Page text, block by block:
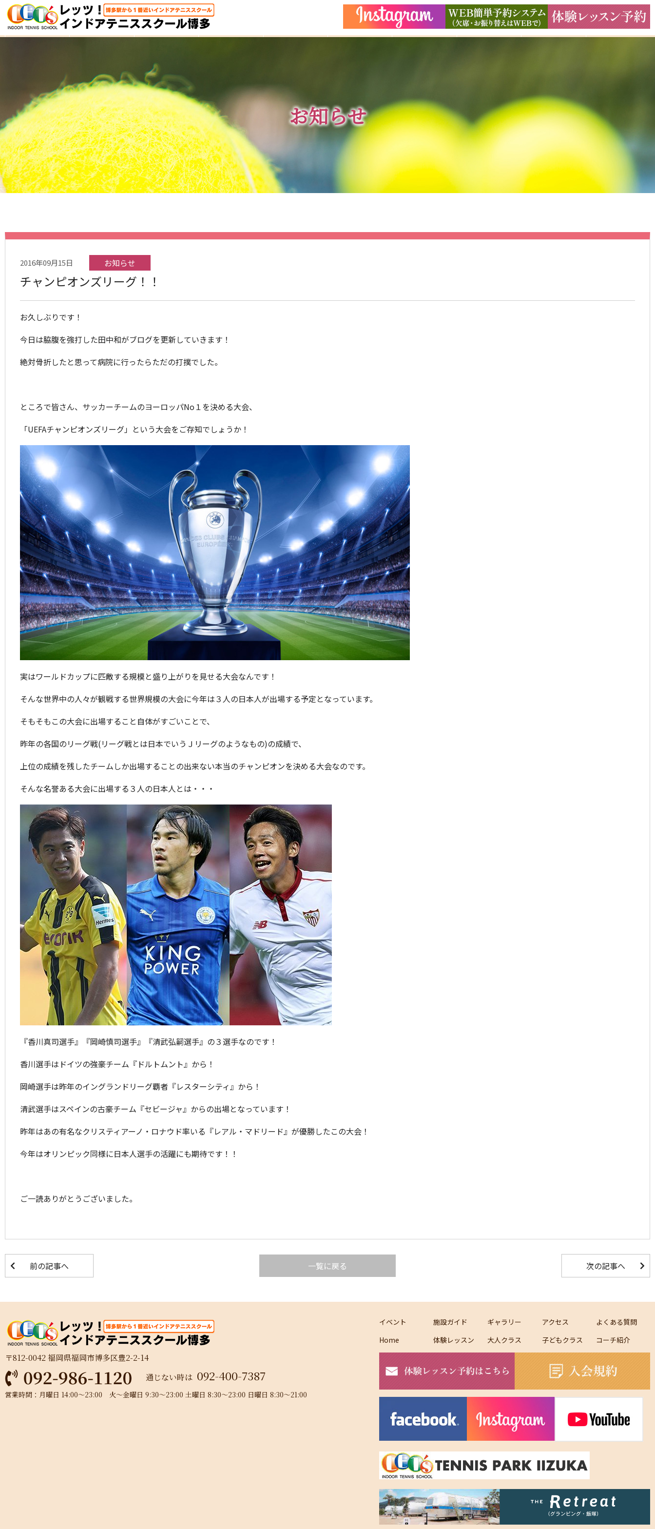
HOME 体験レッスン 大人クラス 子どもクラス イベント 施設ガイド ギャラリー アクセス よくある質問
お知らせ
2016年09月15日 お知らせ
チャンピオンズリーグ！！
お久しぶりです！
今日は脇腹を強打した田中和がブログを更新していきます！
絶対骨折したと思って病院に行ったらただの打撲でした。
ところで皆さん、サッカーチームのヨーロッパNo１を決める大会、
「UEFAチャンピオンズリーグ」という大会をご存知でしょうか！
実はワールドカップに匹敵する規模と盛り上がりを見せる大会なんです！
そんな世界中の人々が観戦する世界規模の大会に今年は３人の日本人が出場する予定となっています。
そもそもこの大会に出場すること自体がすごいことで、
昨年の各国のリーグ戦(リーグ戦とは日本でいうＪリーグのようなもの)の成績で、
上位の成績を残したチームしか出場することの出来ない本当のチャンピオンを決める大会なのです。
そんな名誉ある大会に出場する３人の日本人とは・・・
『香川真司選手』『岡崎慎司選手』『清武弘嗣選手』の３選手なのです！
香川選手はドイツの強豪チーム『ドルトムント』から！
岡崎選手は昨年のイングランドリーグ覇者『レスターシティ』から！
清武選手はスペインの古豪チーム『セビージャ』からの出場となっています！
昨年はあの有名なクリスティアーノ・ロナウド率いる『レアル・マドリード』が優勝したこの大会！
今年はオリンピック同様に日本人選手の活躍にも期待です！！
ご一読ありがとうございました。
前の記事へ 一覧に戻る 次の記事へ
〒812-0042 福岡県福岡市博多区豊2-2-14
通じない時は 092-400-7387
営業時間：月曜日 14:00～23:00 火～金曜日 9:30～23:00 土曜日 8:30～23:00 日曜日 8:30～21:00
イベント 施設ガイド ギャラリー アクセス
よくある質問
Home
体験レッスン 大人クラス 子どもクラス コーチ紹介